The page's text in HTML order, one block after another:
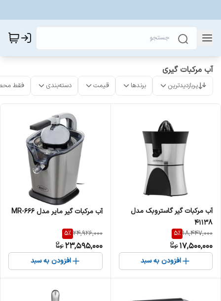
آب مرکبات گیری
پربازدیدترین برندها قیمت دسته‌بندی فقط
آب مرکبات گیر گاستروبک مدل
41138
18,447,000
5%
17,500,000
افزودن به سبد
آب مرکبات گیر مایر مدل MR-666
24,926,000
5%
23,595,000
افزودن به سبد